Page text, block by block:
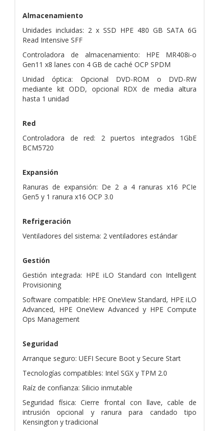
Almacenamiento
Unidades incluidas: 2 x SSD HPE 480 GB SATA 6G
Read Intensive SFF
Controladora de almacenamiento: HPE MR408i-o
Gen11 x8 lanes con 4 GB de caché OCP SPDM
Unidad óptica: Opcional DVD-ROM o DVD-RW
mediante kit ODD, opcional RDX de media altura
hasta 1 unidad
Red
Controladora de red: 2 puertos integrados 1GbE
BCM5720
Expansión
Ranuras de expansión: De 2 a 4 ranuras x16 PCIe
Gen5 y 1 ranura x16 OCP 3.0
Refrigeración
Ventiladores del sistema: 2 ventiladores estándar
Gestión
Gestión integrada: HPE iLO Standard con Intelligent
Provisioning
Software compatible: HPE OneView Standard, HPE iLO
Advanced, HPE OneView Advanced y HPE Compute
Ops Management
Seguridad
Arranque seguro: UEFI Secure Boot y Secure Start
Tecnologías compatibles: Intel SGX y TPM 2.0
Raíz de confianza: Silicio inmutable
Seguridad física: Cierre frontal con llave, cable de
intrusión opcional y ranura para candado tipo
Kensington y tradicional